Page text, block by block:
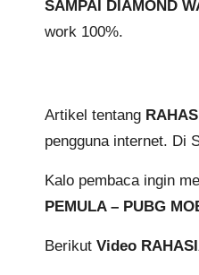
SAMPAI DIAMOND
work 100%.
Artikel tentang
pengguna internet. Di
Kalo pembaca ingin
PEMULA – PUBG
Berikut Video